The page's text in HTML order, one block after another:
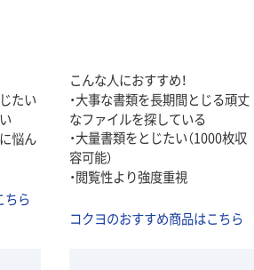
たい
悩ん
ちら
こんな人におすすめ！
・大事な書類を長期間とじる頑丈
なファイルを探している
・大量書類をとじたい（1000枚収
容可能）
・閲覧性より強度重視
コクヨのおすすめ商品はこちら